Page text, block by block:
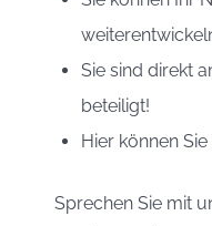
Sie sind direkt
beteiligt!
Hier können
Sprechen Sie mit